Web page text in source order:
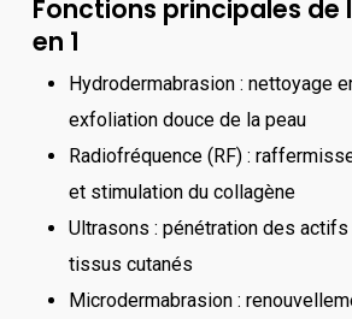
Fonctions principales de
en 1
Hydrodermabrasion : nettoyage
exfoliation douce de la peau
Radiofréquence (RF) :
et stimulation du collagène
Ultrasons : pénétration des
tissus cutanés
Microdermabrasion :